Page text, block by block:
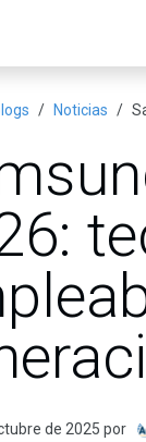
Noticias
de 2025 por